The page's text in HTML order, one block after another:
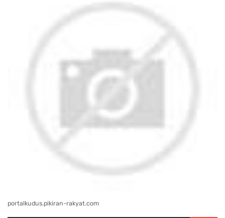
portalkudus.pikiran-rakyat.com